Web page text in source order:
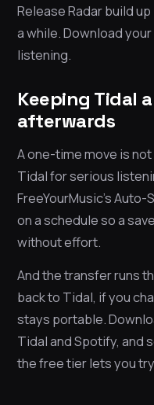
Release Radar build
a while. Download
listening.
Keeping Tidal
afterwards
A one-time move is
Tidal for serious
FreeYourMusic’s
on a schedule so a
without effort.
And the transfer runs
back to Tidal, if you
stays portable.
Tidal and Spotify, and
the free tier lets you